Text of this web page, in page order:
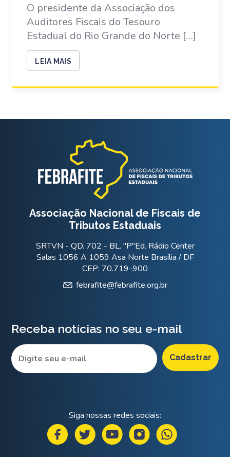
O presidente da Associação dos
Auditores Fiscais do Tesouro
Estadual do Rio Grande do Norte […]
LEIA MAIS
Associação Nacional de Fiscais de
Tributos Estaduais
SRTVN - QD. 702 - BL. "P"Ed. Rádio Center
Salas 1056 A 1059 Asa Norte Brasília / DF
CEP: 70.719-900
febrafite@febrafite.org.br
Receba notícias no seu e-mail
Siga nossas redes sociais: